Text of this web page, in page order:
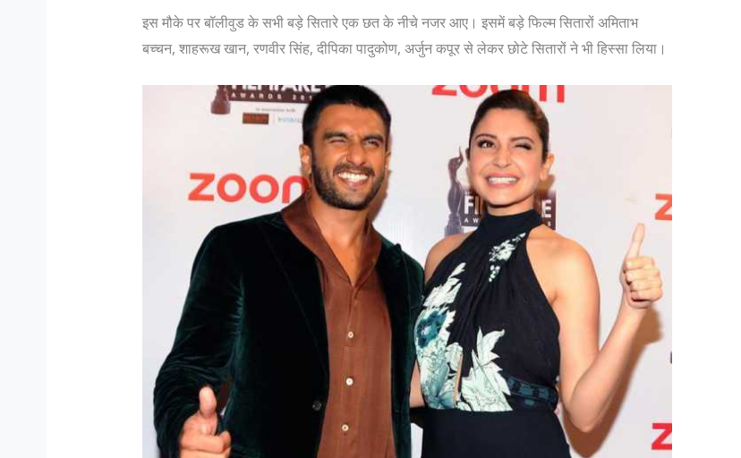
इस मौके पर बॉलीवुड के सभी बड़े सितारे एक छत के नीचे नजर आए। इसमें बड़े फिल्म सितारों अमिताभ
बच्चन, शाहरूख खान, रणवीर सिंह, दीपिका पादुकोण, अर्जुन कपूर से लेकर छोटे सितारों ने भी हिस्सा लिया।